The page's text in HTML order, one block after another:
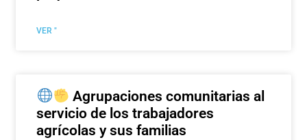
VER "
Agrupaciones comunitarias al
servicio de los trabajadores
agrícolas y sus familias